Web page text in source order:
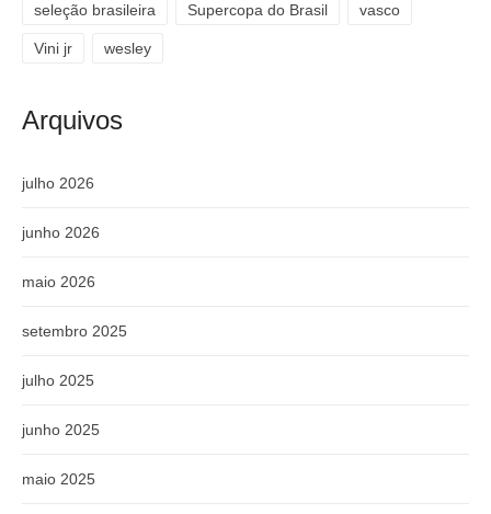
seleção brasileira Supercopa do Brasil vasco
Vini jr wesley
Arquivos
julho 2026
junho 2026
maio 2026
setembro 2025
julho 2025
junho 2025
maio 2025